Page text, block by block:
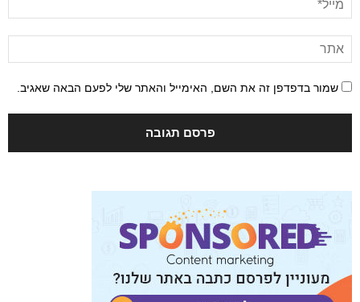
שמור בדפדפן זה את השם, האימייל והאתר שלי לפעם הבאה שאגיב.